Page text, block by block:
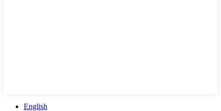
English